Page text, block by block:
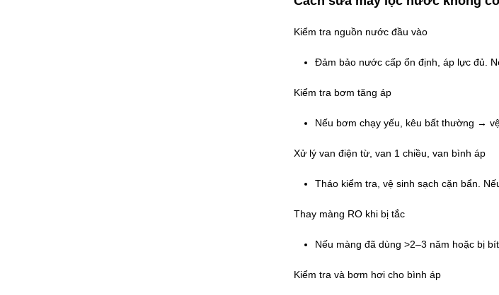
Kiểm tra nguồn nước đầu vào
Đảm bảo nước cấp ổn định, áp lực đủ.
Kiểm tra bơm tăng áp
Nếu bơm chạy yếu, kêu bất thường →
Xử lý van điện từ, van 1 chiều, van bình áp
Tháo kiểm tra, vệ sinh sạch cặn bẩn.
Thay màng RO khi bị tắc
Nếu màng đã dùng >2–3 năm hoặc bị
Kiểm tra và bơm hơi cho bình áp